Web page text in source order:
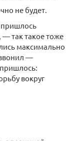
не будет.
пришлось
так такое тоже
максимально
—
вокруг